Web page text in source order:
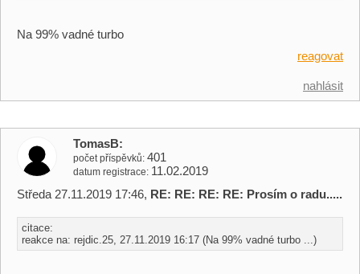
Na 99% vadné turbo
reagovat
nahlásit
TomasB
počet příspěvků 401
datum registrace 11.02.2019
Středa 27.11.2019 17:46, RE: RE: RE: RE: Prosím o radu.....
citace:
reakce na: rejdic.25, 27.11.2019 16:17 (Na 99% vadné turbo ...)